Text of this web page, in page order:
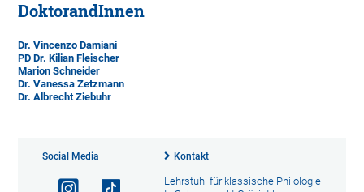
DoktorandInnen
Dr. Vincenzo Damiani
PD Dr. Kilian Fleischer
Marion Schneider
Dr. Vanessa Zetzmann
Dr. Albrecht Ziebuhr
Social Media Kontakt
Lehrstuhl für klassische Philologie